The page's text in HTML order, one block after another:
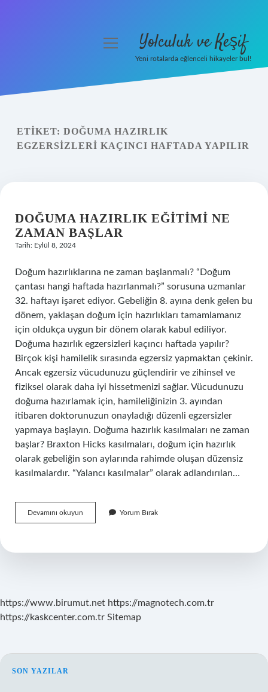
Yasal Uyarı
menüyü Yolculuk ve Keşif
Yeni rotalarda eğlenceli hikayeler bul!
ETIKET: DOĞUMA HAZIRLIK
EGZERSIZLERI KAÇINCI HAFTADA YAPILIR
DOĞUMA HAZIRLIK EĞITIMI NE
ZAMAN BAŞLAR
Tarih: Eylül 8, 2024
Doğum hazırlıklarına ne zaman başlanmalı? “Doğum
çantası hangi haftada hazırlanmalı?” sorusuna uzmanlar
32. haftayı işaret ediyor. Gebeliğin 8. ayına denk gelen bu
dönem, yaklaşan doğum için hazırlıkları tamamlamanız
için oldukça uygun bir dönem olarak kabul ediliyor.
Doğuma hazırlık egzersizleri kaçıncı haftada yapılır?
Birçok kişi hamilelik sırasında egzersiz yapmaktan çekinir.
Ancak egzersiz vücudunuzu güçlendirir ve zihinsel ve
fiziksel olarak daha iyi hissetmenizi sağlar. Vücudunuzu
doğuma hazırlamak için, hamileliğinizin 3. ayından
itibaren doktorunuzun onayladığı düzenli egzersizler
yapmaya başlayın. Doğuma hazırlık kasılmaları ne zaman
başlar? Braxton Hicks kasılmaları, doğum için hazırlık
olarak gebeliğin son aylarında rahimde oluşan düzensiz
kasılmalardır. “Yalancı kasılmalar” olarak adlandırılan…
Devamını okuyun Doğuma
Hazırlık
Zaman
Yorum Bırak
https://www.birumut.net https://magnotech.com.tr
https://kaskcenter.com.tr Sitemap
SIDEBAR
SON YAZILAR